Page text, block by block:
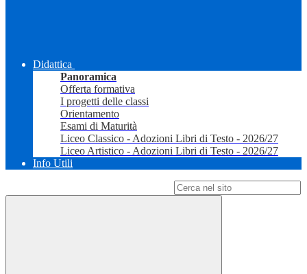
Didattica
Panoramica
Offerta formativa
I progetti delle classi
Orientamento
Esami di Maturità
Liceo Classico - Adozioni Libri di Testo - 2026/27
Liceo Artistico - Adozioni Libri di Testo - 2026/27
Info Utili